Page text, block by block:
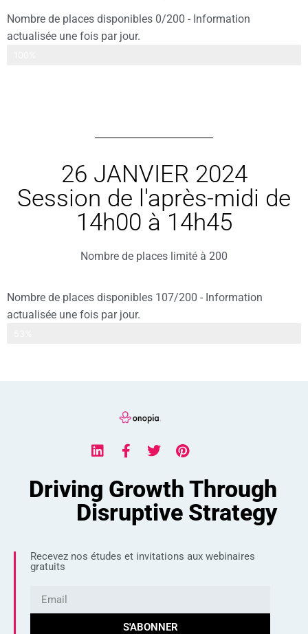
Nombre de places disponibles 0/200 - Information
actualisée une fois par jour.
26 JANVIER 2024
Session de l'après-midi de
14h00 à 14h45
Nombre de places limité à 200
Nombre de places disponibles 107/200 - Information
actualisée une fois par jour.
Driving Growth Through
Disruptive Strategy
Recevez nos études et invitations aux webinaires
gratuits
S'ABONNER